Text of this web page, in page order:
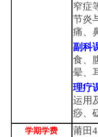
窄症
节炎
痛、
副
食、
晕、
理
运用
痧、
学期学费
莆田